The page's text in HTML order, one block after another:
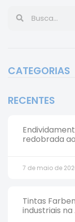
CATEGORIAS
RECENTES
redobrada
7 de maio de
Tintas
industriais